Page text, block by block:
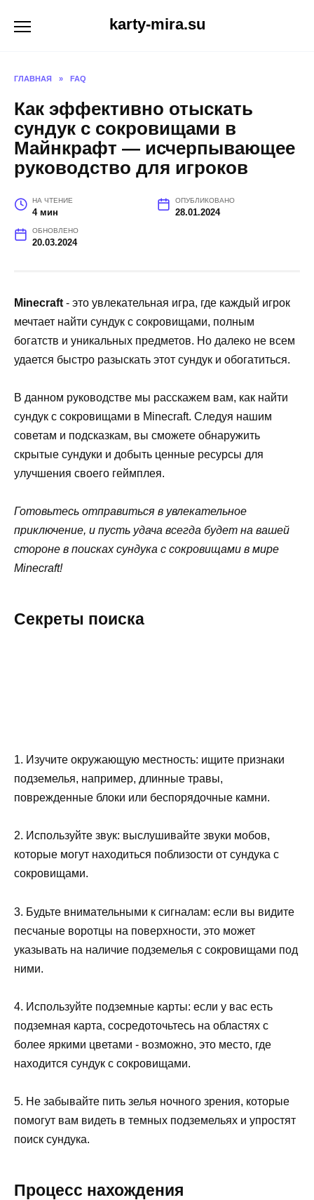
karty-mira.su
ГЛАВНАЯ » FAQ
Как эффективно отыскать
сундук с сокровищами в
Майнкрафт — исчерпывающее
руководство для игроков
НА ЧТЕНИЕ
4 мин
ОПУБЛИКОВАНО
28.01.2024
ОБНОВЛЕНО
20.03.2024
Minecraft - это увлекательная игра, где каждый игрок
мечтает найти сундук с сокровищами, полным
богатств и уникальных предметов. Но далеко не всем
удается быстро разыскать этот сундук и обогатиться.
В данном руководстве мы расскажем вам, как найти
сундук с сокровищами в Minecraft. Следуя нашим
советам и подсказкам, вы сможете обнаружить
скрытые сундуки и добыть ценные ресурсы для
улучшения своего геймплея.
Готовьтесь отправиться в увлекательное
приключение, и пусть удача всегда будет на вашей
стороне в поисках сундука с сокровищами в мире
Minecraft!
Секреты поиска
1. Изучите окружающую местность: ищите признаки
подземелья, например, длинные травы,
поврежденные блоки или беспорядочные камни.
2. Используйте звук: выслушивайте звуки мобов,
которые могут находиться поблизости от сундука с
сокровищами.
3. Будьте внимательными к сигналам: если вы видите
песчаные воротцы на поверхности, это может
указывать на наличие подземелья с сокровищами под
ними.
4. Используйте подземные карты: если у вас есть
подземная карта, сосредоточьтесь на областях с
более яркими цветами - возможно, это место, где
находится сундук с сокровищами.
5. Не забывайте пить зелья ночного зрения, которые
помогут вам видеть в темных подземельях и упростят
поиск сундука.
Процесс нахождения